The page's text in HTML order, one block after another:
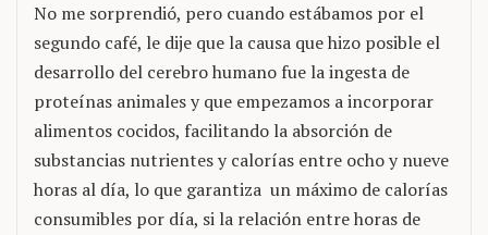
No me sorprendió, pero cuando estábamos por el
segundo café, le dije que la causa que hizo posible el
desarrollo del cerebro humano fue la ingesta de
proteínas animales y que empezamos a incorporar
alimentos cocidos, facilitando la absorción de
substancias nutrientes y calorías entre ocho y nueve
horas al día, lo que garantiza un máximo de calorías
consumibles por día, si la relación entre horas de